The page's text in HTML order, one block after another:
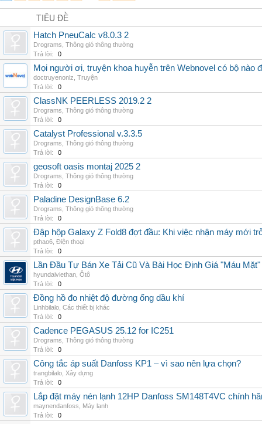
TIÊU ĐỀ
Hatch PneuCalc v8.0.3 2
Drograms Thông gió thông thường
Trả lời:
0
Mọi người ơi, truyện khoa huyễn trên Webnovel có bộ nào
doctruyenonlz Truyện
Trả lời:
0
ClassNK PEERLESS 2019.2 2
Drograms Thông gió thông thường
Trả lời:
0
Catalyst Professional v.3.3.5
Drograms Thông gió thông thường
Trả lời:
0
geosoft oasis montaj 2025 2
Drograms Thông gió thông thường
Trả lời:
0
Paladine DesignBase 6.2
Drograms Thông gió thông thường
Trả lời:
0
Đập hộp Galaxy Z Fold8 đợt đầu: Khi việc nhận máy mới
pthao6 Điện thoại
Trả lời:
0
Lần Đầu Tự Bán Xe Tải Cũ Và Bài Học Định Giá "Máu
hyundaiviethan Ôtô
Trả lời:
0
Đồng hồ đo nhiệt độ đường ống dầu khí
Linhbilalo Các thiết bị khác
Trả lời:
0
Cadence PEGASUS 25.12 for IC251
Drograms Thông gió thông thường
Trả lời:
0
Công tắc áp suất Danfoss KP1 – vì sao nên lựa chọn?
trangbilalo Xây dựng
Trả lời:
0
Lắp đặt máy nén lạnh 12HP Danfoss SM148T4VC chính
maynendanfoss
Máy lạnh
Trả lời:
0